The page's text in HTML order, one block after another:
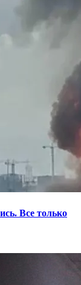
Все только